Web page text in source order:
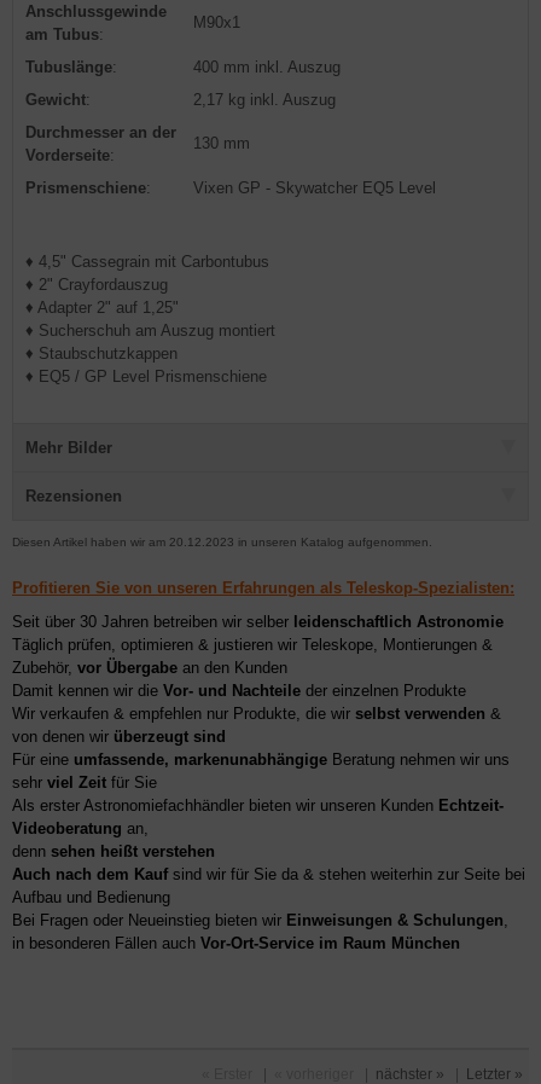
Anschlussgewinde
am Tubus:
M90x1
Tubuslänge:
400 mm inkl. Auszug
Gewicht:
2,17 kg inkl. Auszug
Durchmesser an der
Vorderseite:
130 mm
Prismenschiene: Vixen GP - Skywatcher EQ5 Level
♦ 4,5" Cassegrain mit Carbontubus
♦ 2" Crayfordauszug
♦ Adapter 2" auf 1,25"
♦ Sucherschuh am Auszug montiert
♦ Staubschutzkappen
♦ EQ5 / GP Level Prismenschiene
Mehr Bilder
Rezensionen
Diesen Artikel haben wir am 20.12.2023 in unseren Katalog aufgenommen.
Profitieren Sie von unseren Erfahrungen als Teleskop-Spezialisten:
Seit über 30 Jahren betreiben wir selber leidenschaftlich Astronomie
Täglich prüfen, optimieren & justieren wir Teleskope, Montierungen &
Zubehör, vor Übergabe an den Kunden
Damit kennen wir die Vor- und Nachteile der einzelnen Produkte
Wir verkaufen & empfehlen nur Produkte, die wir selbst verwenden &
von denen wir überzeugt sind
Für eine umfassende, markenunabhängige Beratung nehmen wir uns
sehr viel Zeit für Sie
Als erster Astronomiefachhändler bieten wir unseren Kunden Echtzeit-
Videoberatung an,
denn sehen heißt verstehen
Auch nach dem Kaufsind wir für Sie da & stehen weiterhin zur Seite bei
Aufbau und Bedienung
Bei Fragen oder Neueinstieg bieten wir Einweisungen & Schulungen
in besonderen Fällen auch Vor-Ort-Service im Raum München
| | nächster » | Letzter »